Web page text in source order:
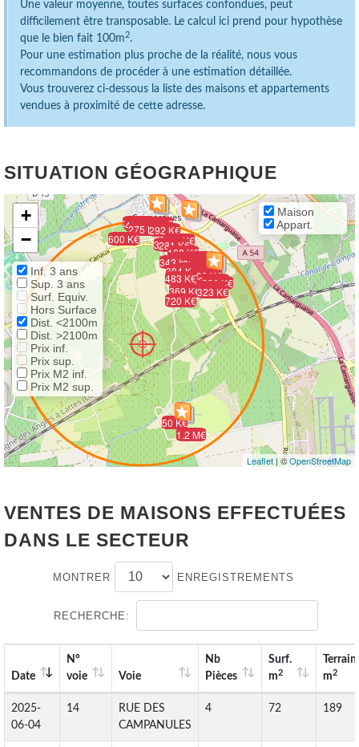
Une valeur moyenne, toutes surfaces confondues, peut
difficilement être transposable. Le calcul ici prend pour hypothèse
que le bien fait 100m 2.
Pour une estimation plus proche de la réalité, nous vous
recommandons de procéder à une estimation détaillée.
Vous trouverez ci-dessous la liste des maisons et appartements
vendues à proximité de cette adresse.
SITUATION GÉOGRAPHIQUE
280 K€
219 K€
330 K€
213 K€
339 K€
150 K€
50 K€
28 K€
489 K€162 K€
256 K€
1.2 M€
248 K€
252 K€
275 K€
222 K€
384 K€
277 K€
295 K€
193 K€
155 K€
351 K€
720 K€
241 K€
292 K€
200 K€
248 K€
281 K€
205 K€
323 K€
600 K€
320 K€
332 K€
483 K€
230 K€
112 K€
343 K€
168 K€
369 K€
+
−
Inf. 3 ans
Sup. 3 ans
Surf. Equiv.
Hors Surface
Dist. <2100m
Dist. >2100m
Prix inf.
Prix sup.
Prix M2 inf.
Prix M2 sup.
Maison
Appart.
Leaflet | ©OpenStreetMap
VENTES DE MAISONS EFFECTUÉES
DANS LE SECTEUR
MONTRER ENREGISTREMENTS
RECHERCHE:
Date
N°
voie
Voie
Nb
Pièces
Surf.
m2
Terrain
m2
2025-
06-04
14
RUE DES
CAMPANULES
4 72 189